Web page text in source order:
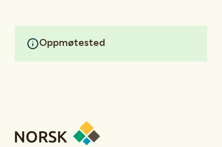
Oppmøtested